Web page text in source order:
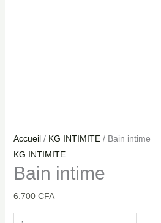
Accueil/ KG INTIMITE/ Bain intime
KG INTIMITE
Bain intime
6.700 CFA